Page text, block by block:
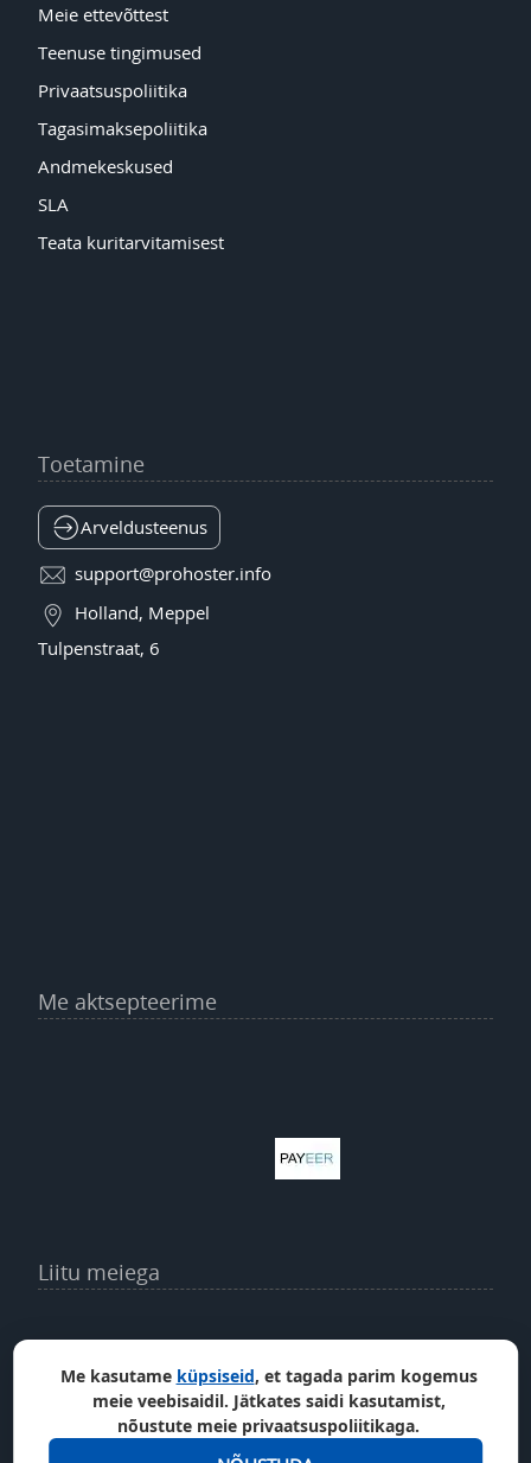
Meie ettevõttest
Teenuse tingimused
Privaatsuspoliitika
Tagasimaksepoliitika
Andmekeskused
SLA
Teata kuritarvitamisest
Toetamine
Arveldusteenus
support@prohoster.info
Holland, Meppel
Tulpenstraat, 6
Me aktsepteerime
Liitu meiega
Me kasutame küpsiseid, et tagada parim kogemus
meie veebisaidil. Jätkates saidi kasutamist,
nõustute meie privaatsuspoliitikaga.